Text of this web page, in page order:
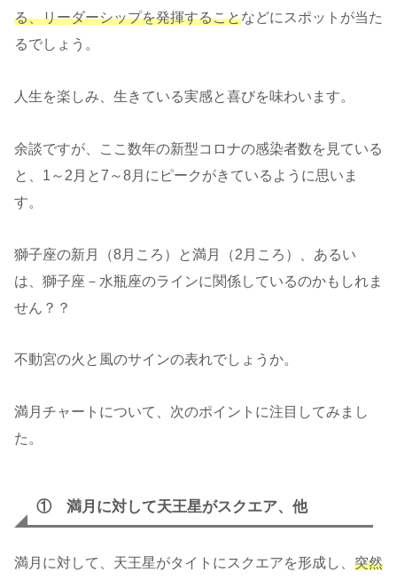
る、リーダーシップを発揮することなどにスポットが当た
るでしょう。
人生を楽しみ、生きている実感と喜びを味わいます。
余談ですが、ここ数年の新型コロナの感染者数を見ている
と、1～2月と7～8月にピークがきているように思いま
す。
獅子座の新月（8月ころ）と満月（2月ころ）、あるい
は、獅子座－水瓶座のラインに関係しているのかもしれま
せん？？
不動宮の火と風のサインの表れでしょうか。
満月チャートについて、次のポイントに注目してみまし
た。
① 満月に対して天王星がスクエア、他
満月に対して、天王星がタイトにスクエアを形成し、 突然